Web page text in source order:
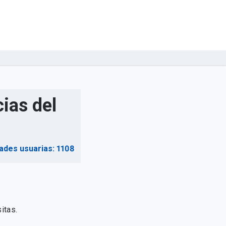
del
usuarias: 1108